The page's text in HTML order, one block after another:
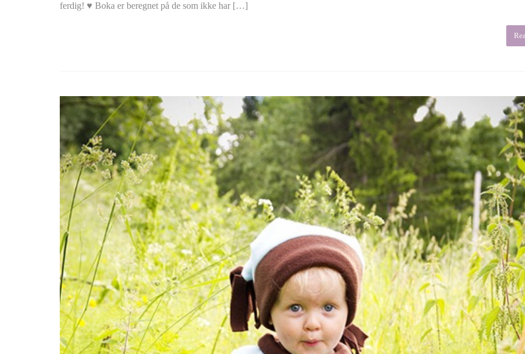
ferdig! ♥ Boka er beregnet på de som ikke har […]